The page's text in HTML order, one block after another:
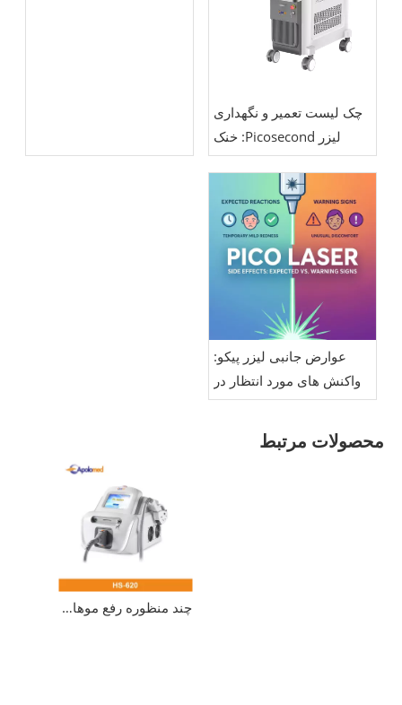
چک لیست تعمیر و نگهداری
لیزر Picosecond: خنک
کننده، کالیبراسیون انرژی،
اپتیک و مراقبت از هندپیس
عوارض جانبی لیزر پیکو:
واکنش های مورد انتظار در
مقابل علائم هشدار دهنده
محصولات مرتبط
چند منظوره رفع موهای زائد پوست جوانسازی ipl دستگاه دائمی رفع موهای زائد ipl دستگاه IPL